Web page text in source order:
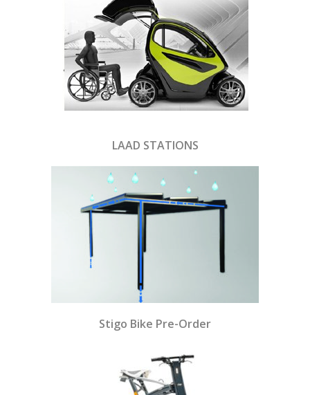
LAAD STATIONS
Stigo Bike Pre-Order